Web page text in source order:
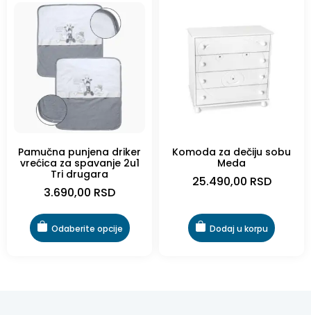
Pamučna punjena driker
vrećica za spavanje 2u1
Tri drugara
3.690,00 RSD
Odaberite opcije
Komoda za dečiju sobu
Meda
25.490,00 RSD
Dodaj u korpu